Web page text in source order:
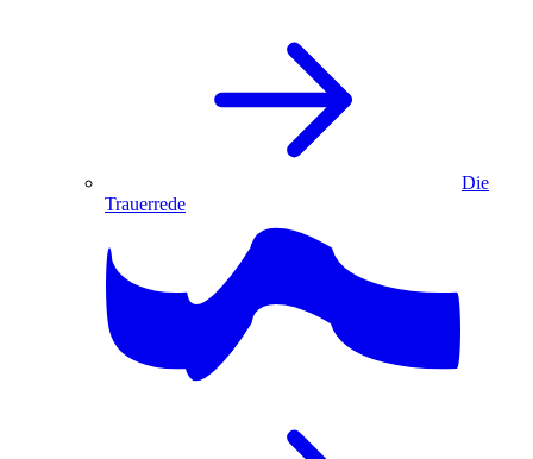
Die
Trauerrede